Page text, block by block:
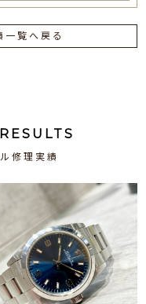
一覧へ戻る
修理実績